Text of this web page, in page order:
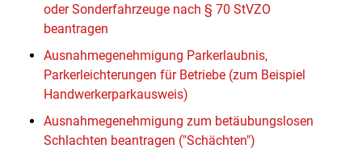
oder Sonderfahrzeuge nach § 70 StVZO
beantragen
Ausnahmegenehmigung Parkerlaubnis,
Parkerleichterungen für Betriebe (zum Beispiel
Handwerkerparkausweis)
Ausnahmegenehmigung zum betäubungslosen
Schlachten beantragen ("Schächten")